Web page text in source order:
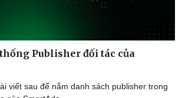
Xe máy
Publisher đối tác của
viết sau để nắm danh sách publisher trong